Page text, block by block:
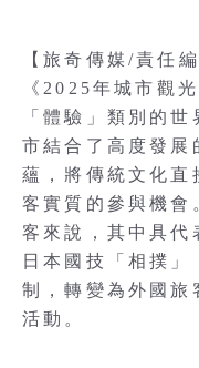
【旅奇傳媒/責任
《2025年城市觀
「體驗」類別的
市結合了高度發展
蘊，將傳統文化直
客實質的參與機會
客來說，其中具代
日本國技「相撲」
制，轉變為外國旅
活動。